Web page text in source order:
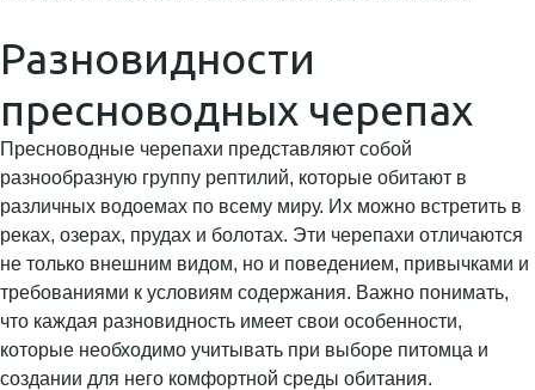
Разновидности
пресноводных черепах
Пресноводные черепахи представляют собой
разнообразную группу рептилий, которые обитают в
различных водоемах по всему миру. Их можно встретить в
реках, озерах, прудах и болотах. Эти черепахи отличаются
не только внешним видом, но и поведением, привычками и
требованиями к условиям содержания. Важно понимать,
что каждая разновидность имеет свои особенности,
которые необходимо учитывать при выборе питомца и
создании для него комфортной среды обитания.